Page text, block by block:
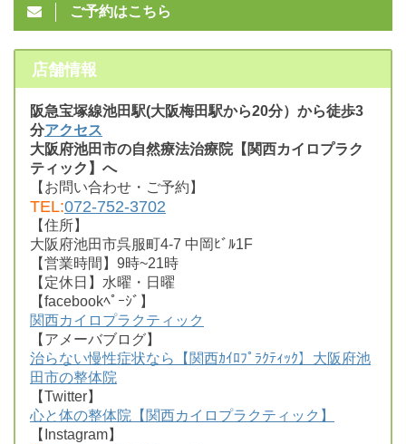
ご予約はこちら
店舗情報
阪急宝塚線池田駅(大阪梅田駅から20分）から徒歩3
分アクセス
大阪府池田市の自然療法治療院【関西カイロプラク
ティック】へ
【お問い合わせ・ご予約】
TEL:072-752-3702
【住所】
大阪府池田市呉服町4-7 中岡ﾋﾞﾙ1F
【営業時間】9時~21時
【定休日】水曜・日曜
【facebookﾍﾟｰｼﾞ】
関西カイロプラクティック
【アメーバブログ】
治らない慢性症状なら【関西ｶｲﾛﾌﾟﾗｸﾃｨｯｸ】大阪府池
田市の整体院
【Twitter】
心と体の整体院【関西カイロプラクティック】
【Instagram】